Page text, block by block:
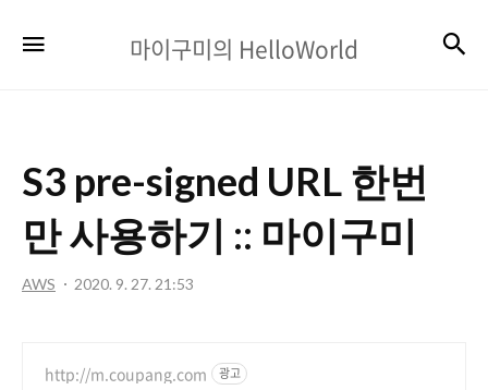
이
의
HelloWorld
마이구미의 HelloWorld
S3 pre-signed URL 한번
만 사용하기 :: 마이구미
AWS 2020. 9. 27. 21:53
http://m.coupang.com 광고